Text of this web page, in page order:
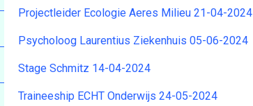
Projectleider Ecologie Aeres Milieu 21-04-2024
Psycholoog Laurentius Ziekenhuis 05-06-2024
Stage Schmitz 14-04-2024
Traineeship ECHT Onderwijs 24-05-2024